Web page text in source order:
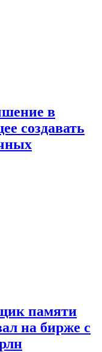
в
создавать
памяти
на бирже с